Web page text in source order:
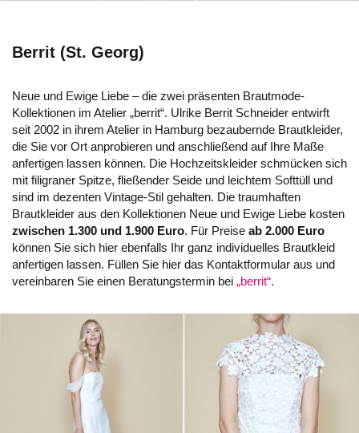
Berrit (St. Georg)
Neue und Ewige Liebe – die zwei präsenten Brautmode-
Kollektionen im Atelier „berrit“. Ulrike Berrit Schneider entwirft
seit 2002 in ihrem Atelier in Hamburg bezaubernde Brautkleider,
die Sie vor Ort anprobieren und anschließend auf Ihre Maße
anfertigen lassen können. Die Hochzeitskleider schmücken sich
mit filigraner Spitze, fließender Seide und leichtem Softtüll und
sind im dezenten Vintage-Stil gehalten. Die traumhaften
Brautkleider aus den Kollektionen Neue und Ewige Liebe kosten
zwischen 1.300 und 1.900 Euro. Für Preise ab 2.000 Euro
können Sie sich hier ebenfalls Ihr ganz individuelles Brautkleid
anfertigen lassen. Füllen Sie hier das Kontaktformular aus und
vereinbaren Sie einen Beratungstermin bei „berrit“.